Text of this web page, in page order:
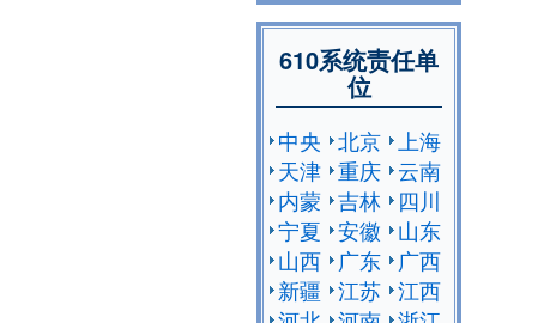
610系统责任单
位
中央 北京
上海
天津 重庆 云南
内蒙 吉林
四川
宁夏 安徽
山东
山西
广东
广西
新疆 江苏 江西